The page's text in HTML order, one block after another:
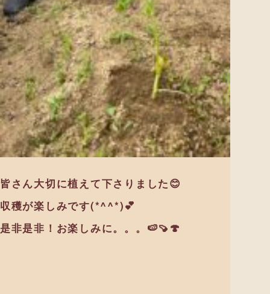
皆さん大切に植えて下さりました😊
収穫が楽しみです(*^^*)💕
是非是非！お楽しみに。。。🍉🍠🍄